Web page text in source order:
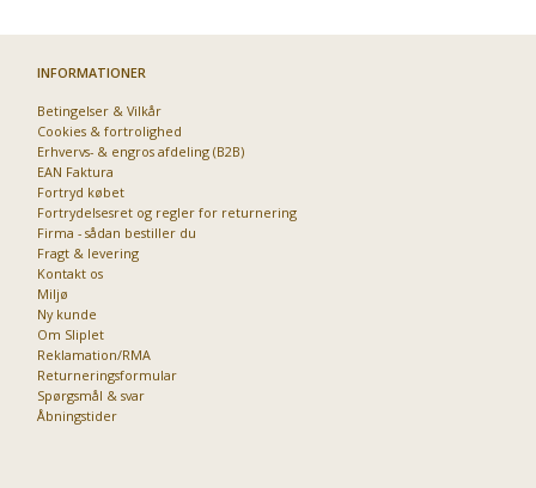
INFORMATIONER
Betingelser & Vilkår
Cookies & fortrolighed
Erhvervs- & engros afdeling (B2B)
EAN Faktura
Fortryd købet
Fortrydelsesret og regler for returnering
Firma - sådan bestiller du
Fragt & levering
Kontakt os
Miljø
Ny kunde
Om Sliplet
Reklamation/RMA
Returneringsformular
Spørgsmål & svar
Åbningstider